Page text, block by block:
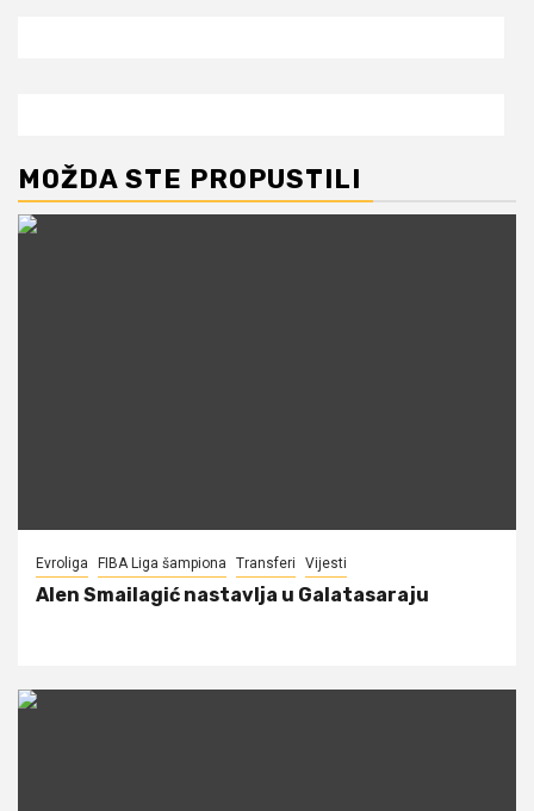
MOŽDA STE PROPUSTILI
Evroliga FIBA Liga šampiona Transferi Vijesti
Alen Smailagić nastavlja u Galatasaraju